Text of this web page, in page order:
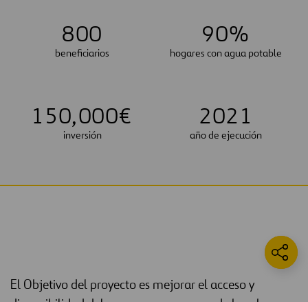
800
beneficiarios
90%
hogares con agua potable
1 50,000€
inversión
2021
año de ejecución
El Objetivo del proyecto es mejorar el acceso y